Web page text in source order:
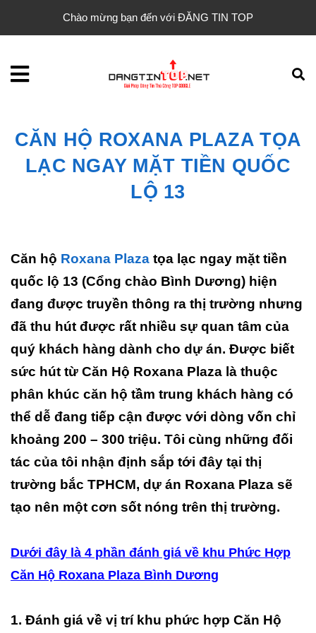
Chào mừng bạn đến với ĐĂNG TIN TOP
CĂN HỘ ROXANA PLAZA TỌA
LẠC NGAY MẶT TIỀN QUỐC
LỘ 13
Căn hộ Roxana Plaza tọa lạc ngay mặt tiền
quốc lộ 13 (Cổng chào Bình Dương) hiện
đang được truyền thông ra thị trường nhưng
đã thu hút được rất nhiều sự quan tâm của
quý khách hàng dành cho dự án. Được biết
sức hút từ Căn Hộ Roxana Plaza là thuộc
phân khúc căn hộ tầm trung khách hàng có
thể dễ đang tiếp cận được với dòng vốn chỉ
khoảng 200 – 300 triệu. Tôi cùng những đối
tác của tôi nhận định sắp tới đây tại thị
trường bắc TPHCM, dự án Roxana Plaza sẽ
tạo nên một cơn sốt nóng trên thị trường.
Dưới đây là 4 phần đánh giá về khu Phức Hợp
Căn Hộ Roxana Plaza Bình Dương
1. Đánh giá về vị trí khu phức hợp Căn Hộ